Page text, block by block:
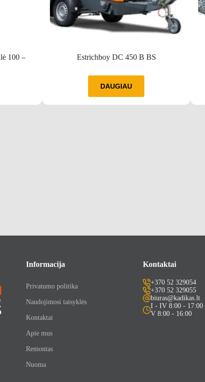
100 –
Estrichboy DC 450 B BS
DAUGIAU
Informacija
Privatumo politika
Naudojimosi taisyklės
Kontaktai
Apie mus
Remontas
Nuoma
Kontaktai
+370 52 329054
+370 52 329055
biuras@kadikas.lt
I - IV 8:00 - 17:00
V 8:00 - 16:00